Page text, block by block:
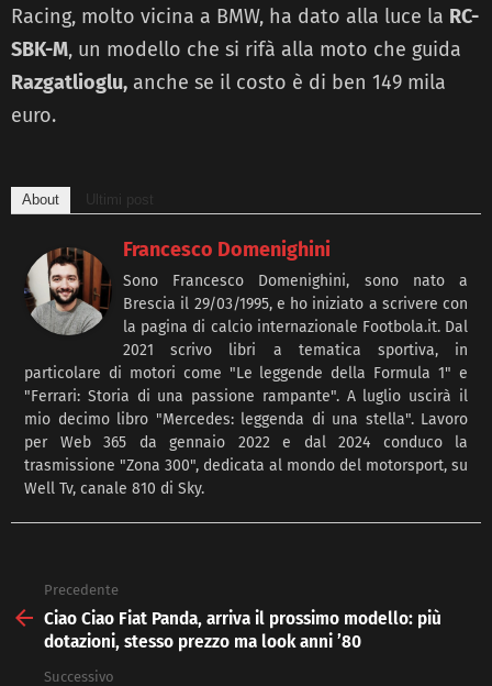
Racing, molto vicina a BMW, ha dato alla luce la RC-
SBK-M, un modello che si rifà alla moto che guida
Razgatlioglu, anche se il costo è di ben 149 mila
euro.
About Ultimi post
Francesco Domenighini
Sono Francesco Domenighini, sono nato a
Brescia il 29/03/1995, e ho iniziato a scrivere con
la pagina di calcio internazionale Footbola.it. Dal
2021 scrivo libri a tematica sportiva, in
particolare di motori come "Le leggende della Formula 1" e
"Ferrari: Storia di una passione rampante". A luglio uscirà il
mio decimo libro "Mercedes: leggenda di una stella". Lavoro
per Web 365 da gennaio 2022 e dal 2024 conduco la
trasmissione "Zona 300", dedicata al mondo del motorsport, su
Well Tv, canale 810 di Sky.
more
Precedente
Ciao Ciao Fiat Panda, arriva il prossimo modello: più
dotazioni, stesso prezzo ma look anni ’80
Successivo